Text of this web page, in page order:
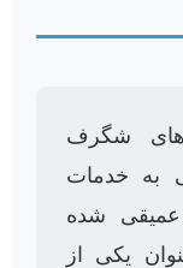
شگرف
به خدمات
شده
یکی از